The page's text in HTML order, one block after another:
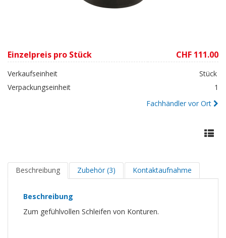
Einzelpreis pro Stück CHF 111.00
Verkaufseinheit
Stück
Verpackungseinheit
1
Fachhändler vor Ort
Beschreibung Zubehör (3) Kontaktaufnahme
Beschreibung
Zum gefühlvollen Schleifen von Konturen.